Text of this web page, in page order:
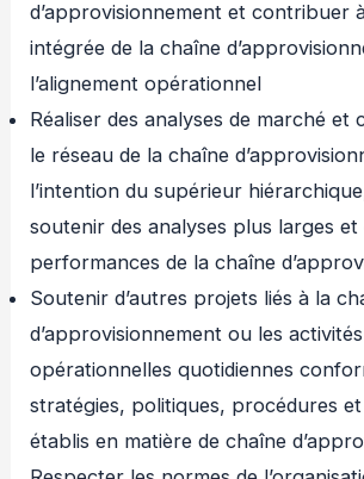
d’approvisionnement et contribuer
intégrée de la chaîne
l’alignement opérationnel
Réaliser des analyses de marché et
le réseau de la chaîne
l’intention du supérieur
soutenir des analyses plus larges et
performances de la chaîne
Soutenir d’autres projets liés à la
d’approvisionnement ou les activités
opérationnelles quotidiennes
stratégies, politiques, procédures
établis en matière de chaîne